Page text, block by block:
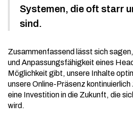
Systemen, die oft starr
sind.
Zusammenfassend lässt sich
und Anpassungsfähigkeit eines
Möglichkeit gibt, unsere Inhalte
unsere Online-Präsenz
eine Investition in die Zukunft, die
wird.